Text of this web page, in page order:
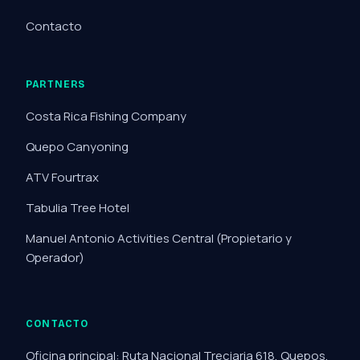
Contacto
PARTNERS
Costa Rica Fishing Company
Quepo Canyoning
ATV Fourtrax
Tabulia Tree Hotel
Manuel Antonio Activities Central (Propietario y
Operador)
CONTACTO
Oficina principal: Ruta Nacional Treciaria 618, Quepos,